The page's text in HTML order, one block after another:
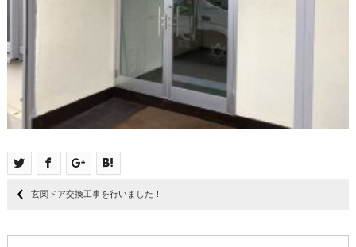
玄関ドア交換工事を行いました！